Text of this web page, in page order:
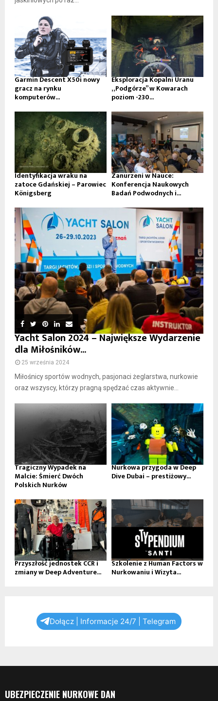
Garmin Descent X50i nowy
gracz na rynku
komputerów...
Eksploracja Kopalni Uranu
„Podgórze” w Kowarach
poziom -230...
Identyfikacja wraku na
zatoce Gdańskiej – Parowiec
Königsberg
Zanurzeni w Nauce:
Konferencja Naukowych
Badań Podwodnych i...
Yacht Salon 2024 – Największe Wydarzenie
dla Miłośników...
25 września 2024
Miłośnicy sportów wodnych, pasjonaci żeglarstwa, nurkowie
oraz wszyscy, którzy pragną spędzać czas aktywnie...
Tragiczny Wypadek na
Malcie: Śmierć Dwóch
Polskich Nurków
Nurkowa przygoda w Deep
Dive Dubai – prestiżowy...
Przyszłość jednostek CCR i
zmiany w Deep Adventure...
Szkolenie z Human Factors w
Nurkowaniu i Wizyta...
Dołącz | Informacje 24/7 | Telegram
UBEZPIECZENIE NURKOWE DAN